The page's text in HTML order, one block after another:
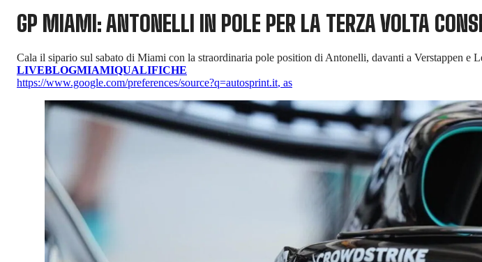
GP MIAMI: ANTONELLI IN POLE PER LA TERZA VOLTA
Cala il sipario sul sabato di Miami con la straordinaria pole position di Antonelli, davanti a Verstappen e
LIVEBLOGMIAMIQUALIFICHE
https://www.google.com/preferences/source?q=autosprint.it, as